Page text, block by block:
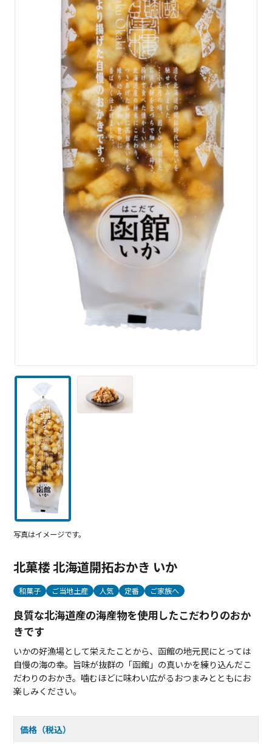
写真はイメージです。
北菓楼 北海道開拓おかき いか
和菓子 ご当地土産 人気 定番 ご家族へ
良質な北海道産の海産物を使用したこだわりのおか
きです
いかの好漁場として栄えたことから、函館の地元民にとっては
自慢の海の幸。旨味が抜群の「函館」の真いかを練り込んだこ
だわりのおかき。噛むほどに味わい広がるおつまみとともにお
楽しみください。
価格（税込）